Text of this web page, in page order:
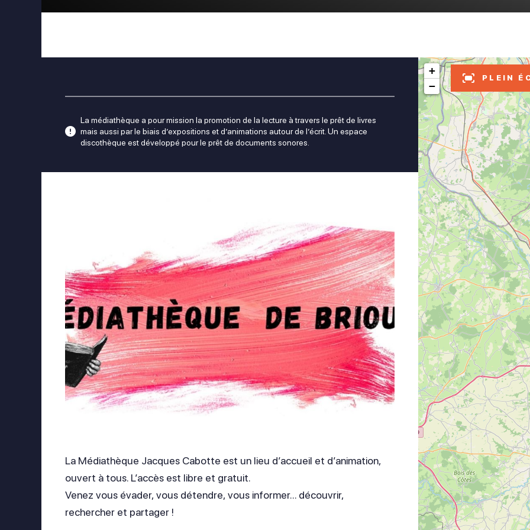
La médiathèque a pour mission la promotion de la lecture à travers le prêt de livres
mais aussi par le biais d’expositions et d’animations autour de l’écrit. Un espace
discothèque est développé pour le prêt de documents sonores.
La Médiathèque Jacques Cabotte est un lieu d’accueil et d’animation,
ouvert à tous. L’accès est libre et gratuit.
Venez vous évader, vous détendre, vous informer… découvrir,
rechercher et partager !
PLEIN
+
−